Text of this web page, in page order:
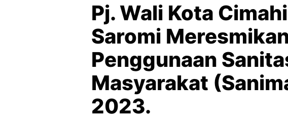
Pj. Wali Kota
Saromi
Penggunaan
Masyarakat
2023.